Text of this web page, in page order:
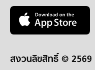
สงวนลิขสิทธิ์ © 2569